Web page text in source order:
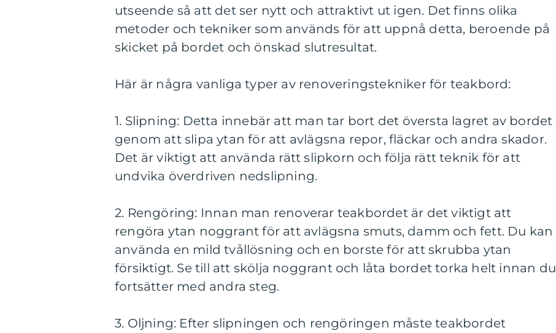
utseende så att det ser nytt och attraktivt ut igen. Det finns olika
metoder och tekniker som används för att uppnå detta, beroende på
skicket på bordet och önskad slutresultat.
Här är några vanliga typer av renoveringstekniker för teakbord:
1. Slipning: Detta innebär att man tar bort det översta lagret av bordet
genom att slipa ytan för att avlägsna repor, fläckar och andra skador.
Det är viktigt att använda rätt slipkorn och följa rätt teknik för att
undvika överdriven nedslipning.
2. Rengöring: Innan man renoverar teakbordet är det viktigt att
rengöra ytan noggrant för att avlägsna smuts, damm och fett. Du kan
använda en mild tvållösning och en borste för att skrubba ytan
försiktigt. Se till att skölja noggrant och låta bordet torka helt innan du
fortsätter med andra steg.
3. Oljning: Efter slipningen och rengöringen måste teakbordet